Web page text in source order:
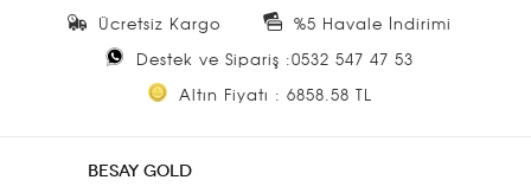
Ücretsiz Kargo
%5 Havale İndirimi
Destek ve Sipariş :0532 547 47 53
Altın Fiyatı : 6858.58 TL
BESAY GOLD